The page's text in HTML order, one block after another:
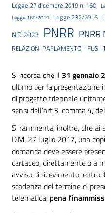
Legge 27 dicembre 2019 n. 160
Legge 160/2019
Legge 232/2016
NID 2023 PNRR PNRR
RELAZIONI PARLAMENTO - FUS
Si ricorda che il 31 gennaio
ultimo per la presentazione
di progetto triennale
sensi dell’art.3, comma 4,
Si rammenta, inoltre, che ai
D.M. 27 luglio 2017, una
domanda deve essere
cartaceo, direttamente o a
avviso di ricevimento, entro
scadenza del termine di
telematica, pena